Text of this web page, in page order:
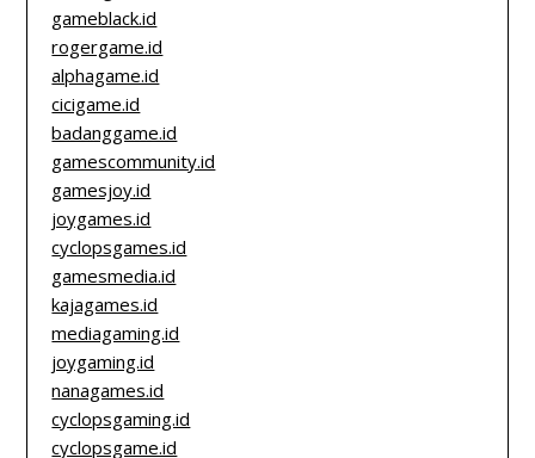
gameblack.id
rogergame.id
alphagame.id
cicigame.id
badanggame.id
gamescommunity.id
gamesjoy.id
joygames.id
cyclopsgames.id
gamesmedia.id
kajagames.id
mediagaming.id
joygaming.id
nanagames.id
cyclopsgaming.id
cyclopsgame.id